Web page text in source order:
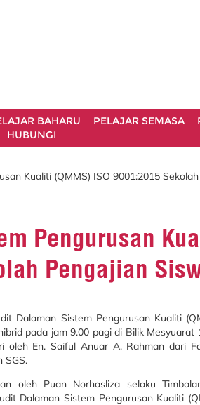
BAHARU PELAJAR SEMASA
HUBUNGI
Kualiti (QMMS) ISO 9001:2015
Pengurusan
Pengajian
Dalaman Sistem Pengurusan Kualiti
pada jam 9.00 pagi di Bilik Mesyuarat
oleh En. Saiful Anuar A. Rahman dari
SGS.
oleh Puan Norhasliza selaku
Dalaman Sistem Pengurusan Kualiti